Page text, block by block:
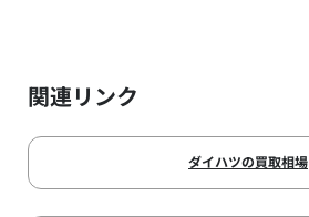
関連リンク
ダイハツの買取相場